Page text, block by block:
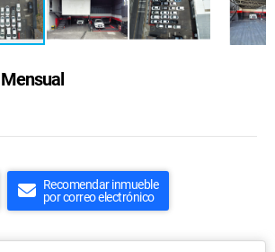
Recomendar inmueble
por correo electrónico